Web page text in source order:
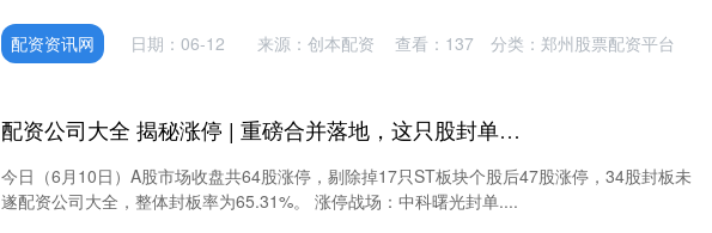
配资资讯网 日期：06-12 来源：创本配资 查看： 137 分类： 郑州股票配资平台
配资公司大全 揭秘涨停 | 重磅合并落地，这只股封单资金超30亿元_曙光_股份_宁波海运
今日（6月10日）A股市场收盘共64股涨停，剔除掉17只ST板块个股后47股涨停，34股封板未
遂配资公司大全，整体封板率为65.31%。 涨停战场：中科曙光封单....